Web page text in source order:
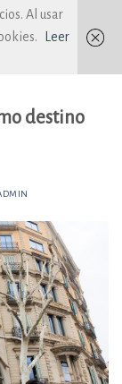
destino
Al usar
Leer